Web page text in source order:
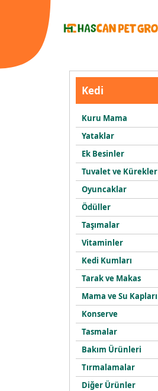
Kedi
Kuru Mama
Yataklar
Ek Besinler
Tuvalet ve Kürekler
Oyuncaklar
Ödüller
Taşımalar
Vitaminler
Kedi Kumları
Tarak ve Makas
Mama ve Su Kapları
Konserve
Tasmalar
Bakım Ürünleri
Tırmalamalar
Diğer Ürünler